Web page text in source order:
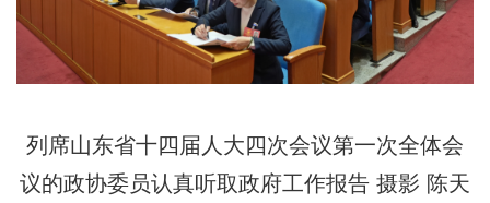
列席山东省十四届人大四次会议第一次全体会
议的政协委员认真听取政府工作报告 摄影 陈天